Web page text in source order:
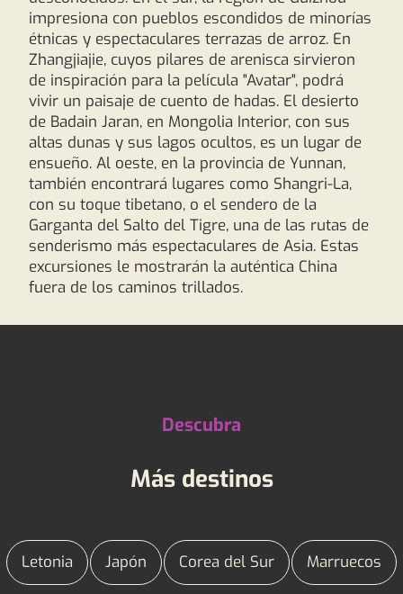
impresiona con pueblos escondidos de minorías
étnicas y espectaculares terrazas de arroz. En
Zhangjiajie, cuyos pilares de arenisca sirvieron
de inspiración para la película "Avatar", podrá
vivir un paisaje de cuento de hadas. El desierto
de Badain Jaran, en Mongolia Interior, con sus
altas dunas y sus lagos ocultos, es un lugar de
ensueño. Al oeste, en la provincia de Yunnan,
también encontrará lugares como Shangri-La,
con su toque tibetano, o el sendero de la
Garganta del Salto del Tigre, una de las rutas de
senderismo más espectaculares de Asia. Estas
excursiones le mostrarán la auténtica China
fuera de los caminos trillados.
Descubra
Más destinos
Letonia Japón Corea del Sur Marruecos